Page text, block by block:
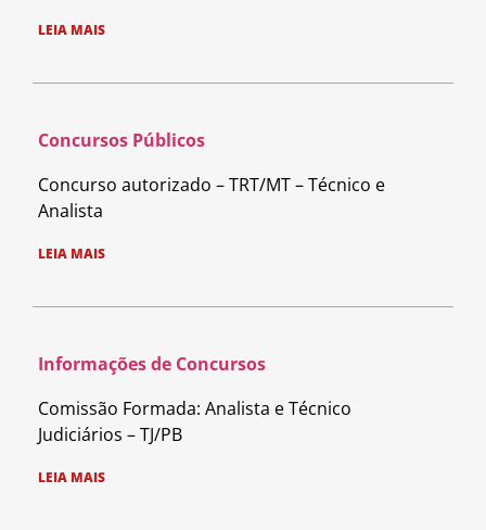
LEIA MAIS
Concursos Públicos
Concurso autorizado – TRT/MT – Técnico e
Analista
LEIA MAIS
Informações de Concursos
Comissão Formada: Analista e Técnico
Judiciários – TJ/PB
LEIA MAIS